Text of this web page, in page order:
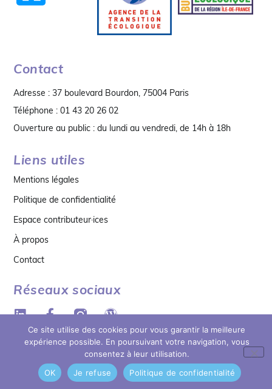
Contact
Adresse : 37 boulevard Bourdon, 75004 Paris
Téléphone : 01 43 20 26 02
Ouverture au public : du lundi au vendredi, de 14h à 18h
Liens utiles
Mentions légales
Politique de confidentialité
Espace contributeur·ices
À propos
Contact
Réseaux sociaux
© copyright 2026 MDB
Ce site utilise des cookies pour vous garantir la meilleure
expérience possible. En poursuivant votre navigation, vous
consentez à leur utilisation.
OK
Je refuse Politique de confidentialité